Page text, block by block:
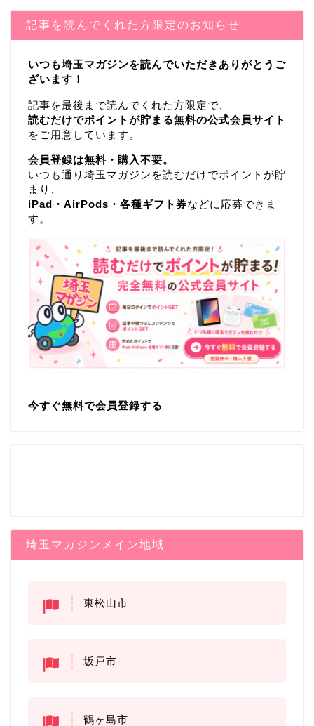
記事を読んでくれた方限定のお知らせ
いつも埼玉マガジンを読んでいただきありがとうご
ざいます！
記事を最後まで読んでくれた方限定で、
読むだけでポイントが貯まる無料の公式会員サイト
をご用意しています。
会員登録は無料・購入不要。
いつも通り埼玉マガジンを読むだけでポイントが貯
まり、
iPad・AirPods・各種ギフト券などに応募できま
す。
今すぐ無料で会員登録する
埼玉マガジンメイン地域
東松山市
坂戸市
鶴ヶ島市